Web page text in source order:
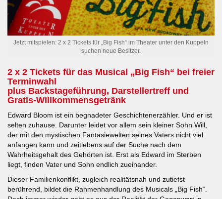
Jetzt mitspielen: 2 x 2 Tickets für „Big Fish“ im Theater unter den Kuppeln
suchen neue Besitzer.
2 x 2 Tickets für das Musical „Big Fish“ bei freier
Terminwahl
plus Backstageführung, Darstellertreff und
Gratis-Willkommensgetränk
Edward Bloom ist ein begnadeter Geschichtenerzähler. Und er ist
selten zuhause. Darunter leidet vor allem sein kleiner Sohn Will,
der mit den mystischen Fantasiewelten seines Vaters nicht viel
anfangen kann und zeitlebens auf der Suche nach dem
Wahrheitsgehalt des Gehörten ist. Erst als Edward im Sterben
liegt, finden Vater und Sohn endlich zueinander.
Dieser Familienkonflikt, zugleich realitätsnah und zutiefst
berührend, bildet die Rahmenhandlung des Musicals „Big Fish“.